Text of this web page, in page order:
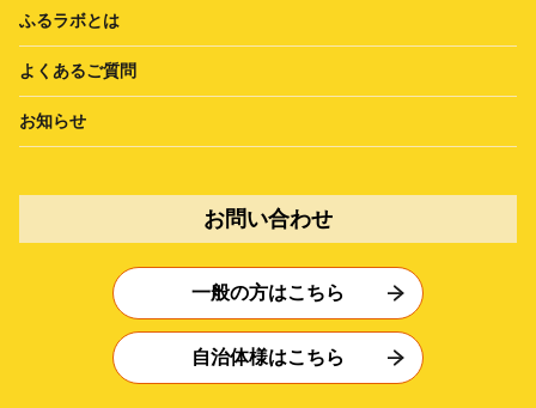
ふるラボとは
よくあるご質問
お知らせ
お問い合わせ
一般の方はこちら
自治体様はこちら